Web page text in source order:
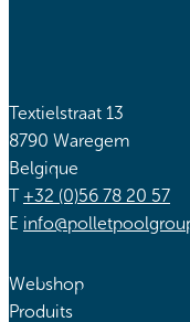
Textielstraat 13
8790 Waregem
Belgique
T+32 (0)56 78 20 57
E
Webshop
Produits